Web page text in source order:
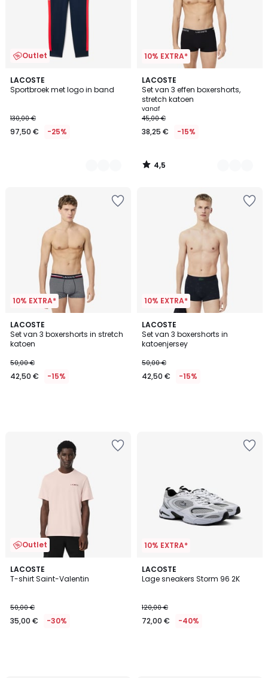
Outlet
LACOSTE
Sportbroek met logo in band
130,00 €
97,50 € -25%
2
Kleuren
10% EXTRA*
LACOSTE
Set van 3 effen boxershorts,
stretch katoen
vanaf
45,00 €
38,25 € -15%
4,5
/ 5
2
Kleuren
4,5
/
10% EXTRA*
LACOSTE
Set van 3 boxershorts in stretch
katoen
50,00 €
42,50 € -15%
10% EXTRA*
LACOSTE
Set van 3 boxershorts in
katoenjersey
50,00 €
42,50 € -15%
Outlet
LACOSTE
T-shirt Saint-Valentin
50,00 €
35,00 € -30%
10% EXTRA*
LACOSTE
Lage sneakers Storm 96 2K
120,00 €
72,00 € -40%